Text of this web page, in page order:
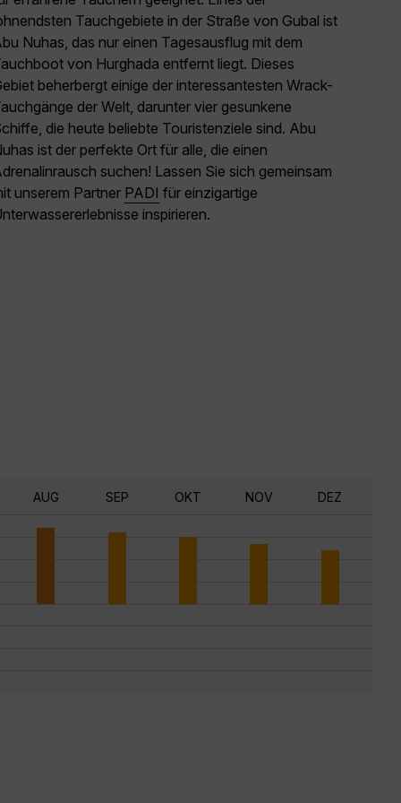
Tauchgebiete in der Straße von Gubal ist
Nuhas, das nur einen Tagesausflug mit dem
von Hurghada entfernt liegt. Dieses
beherbergt einige der interessantesten Wrack-
der Welt, darunter vier gesunkene
die heute beliebte Touristenziele sind. Abu
ist der perfekte Ort für alle, die einen
suchen! Lassen Sie sich gemeinsam
unserem Partner PADI für einzigartige
inspirieren.
AUG SEP OKT NOV DEZ